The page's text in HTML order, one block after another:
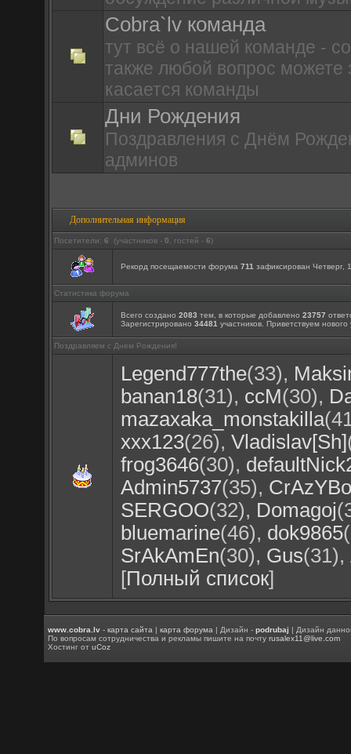
Cobra`lv команда
тут всё о нашей команде -
также любой вопрос можете
касается команды
Дни Рождения
Поздравления с Днём
админов
Дополнительная информация
Посетители:6 (участников -0, гостей -6)
Рекорд посещаемости форума711 зафиксирован Четверг,
Статистика форума
Всего создано2083 тем, в которые добавлено23757
Зарегистрировано34481 участников. Приветствуем нового
Поздравляем с Днем Рождения!
Legend777the(33),
banan18(31), ccM(30),
mazaxaka_monstakilla
xxx123(26),Vladislav[Sh]
frog3646(30),
Admin5737(35),
SERGOO(32), Domagoj
bluemarine(46), dok9865
SrAkAmEn(30), Gus(31),
[Полный список]
www.cobra.lv -карта сайта |карта форума | Дизайн -podrubaj | Дизайн
По вопросам сотрудничества и рекламы пишите на почтуrusalex11@live.com
Хостинг отuCoz